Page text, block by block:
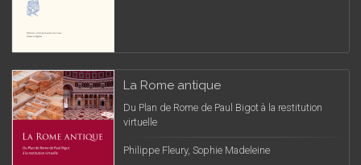
La Rome antique
Du Plan de Rome de Paul Bigot à la restitution
virtuelle
Philippe Fleury, Sophie Madeleine